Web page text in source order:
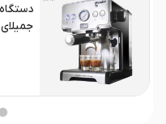
جمیلای 3601